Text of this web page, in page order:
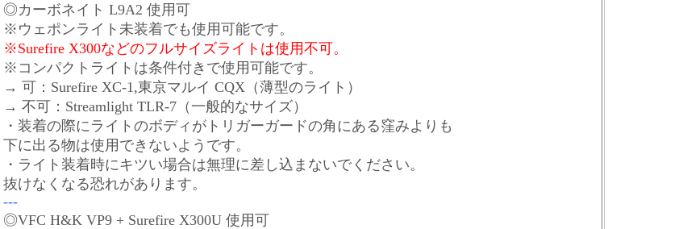
◎カーボネイト L9A2 使用可
※ウェポンライト未装着でも使用可能です。
※Surefire X300などのフルサイズライトは使用不可。
※コンパクトライトは条件付きで使用可能です。
→ 可：Surefire XC-1,東京マルイ CQX（薄型のライト）
→ 不可：Streamlight TLR-7（一般的なサイズ）
・装着の際にライトのボディがトリガーガードの角にある窪みよりも
下に出る物は使用できないようです。
・ライト装着時にキツい場合は無理に差し込まないでください。
抜けなくなる恐れがあります。
---
◎VFC H&K VP9 + Surefire X300U 使用可